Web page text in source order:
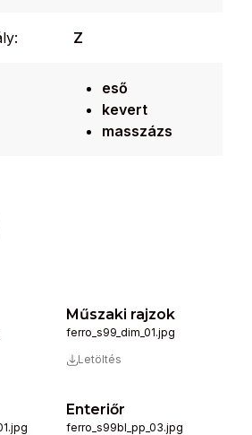
Z
eső
kevert
masszázs
Műszaki rajzok
ferro_s99_dim_01.jpg
Letöltés
Enteriőr
ferro_s99bl_pp_03.jpg